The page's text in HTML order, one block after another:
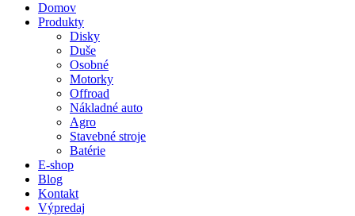
Domov
Produkty
Disky
Duše
Osobné
Motorky
Offroad
Nákladné auto
Agro
Stavebné stroje
Batérie
E-shop
Blog
Kontakt
Výpredaj